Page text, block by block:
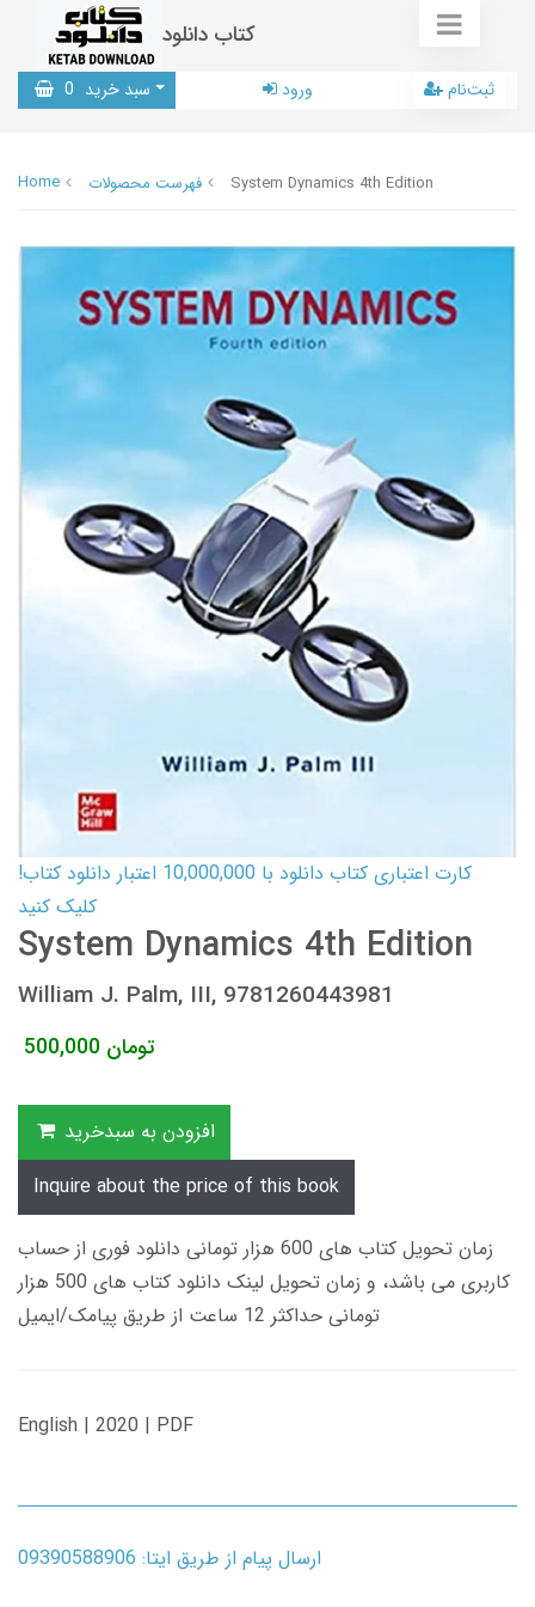
کتاب دانلود
سبد خرید 0 ورود ثبت‌نام
Home فهرست محصولات System Dynamics 4th Edition
کارت اعتباری کتاب دانلود با 10,000,000 اعتبار دانلود کتاب!
کلیک کنید
System Dynamics 4th Edition
William J. Palm, III, 9781260443981
500,000 تومان
افزودن به سبدخرید
Inquire about the price of this book
زمان تحویل کتاب های 600 هزار تومانی دانلود فوری از حساب
کاربری می باشد، و زمان تحویل لینک دانلود کتاب های 500 هزار
تومانی حداکثر 12 ساعت از طریق پیامک/ایمیل
English | 2020 | PDF
ارسال پیام از طریق ایتا: 09390588906